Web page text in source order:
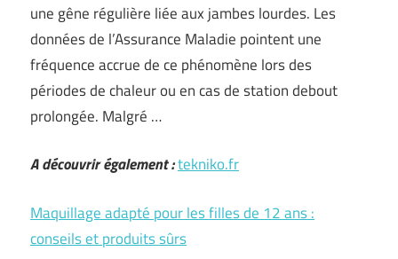
une gêne régulière liée aux jambes lourdes. Les
données de l’Assurance Maladie pointent une
fréquence accrue de ce phénomène lors des
périodes de chaleur ou en cas de station debout
prolongée. Malgré …
A découvrir également :tekniko.fr
Maquillage adapté pour les filles de 12 ans :
conseils et produits sûrs